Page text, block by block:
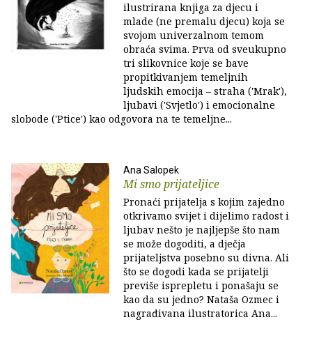
ilustrirana knjiga za djecu i
mlade (ne premalu djecu) koja se
svojom univerzalnom temom
obraća svima. Prva od sveukupno
tri slikovnice koje se bave
propitkivanjem temeljnih
ljudskih emocija – straha ('Mrak'),
ljubavi ('Svjetlo') i emocionalne
slobode ('Ptice') kao odgovora na te temeljne...
Ana Salopek
Mi smo prijateljice
Pronaći prijatelja s kojim zajedno
otkrivamo svijet i dijelimo radost i
ljubav nešto je najljepše što nam
se može dogoditi, a dječja
prijateljstva posebno su divna. Ali
što se dogodi kada se prijatelji
previše isprepletu i ponašaju se
kao da su jedno? Nataša Ozmec i
nagrađivana ilustratorica Ana...